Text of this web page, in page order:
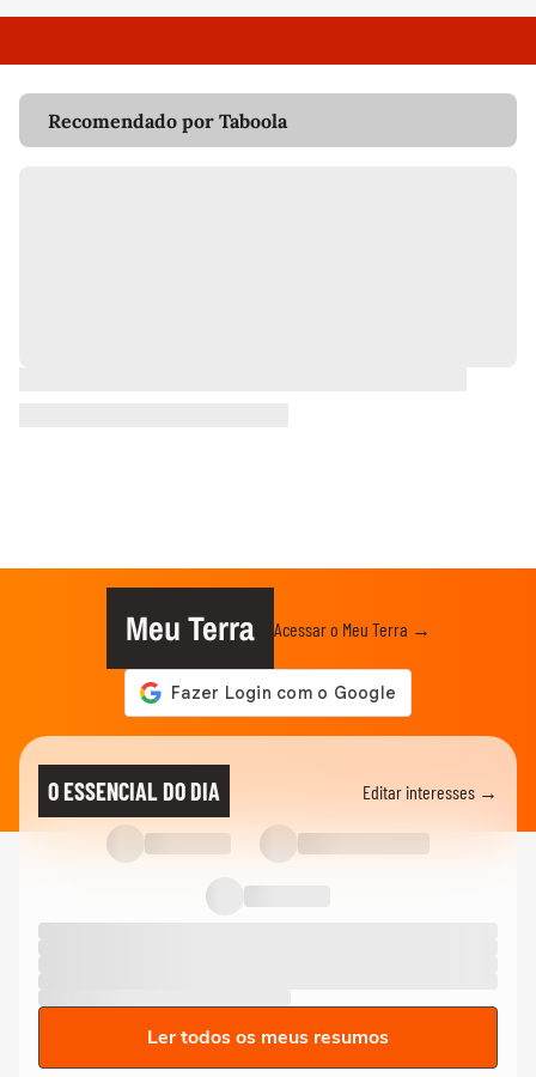
Recomendado por Taboola
Meu Terra Acessar o Meu Terra →
O ESSENCIAL DO DIA Editar interesses →
Ler todos os meus resumos